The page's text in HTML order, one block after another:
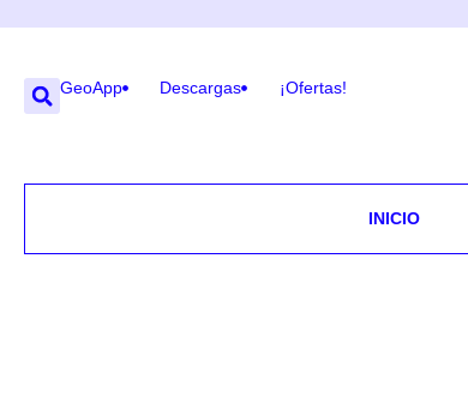
GeoApp Descargas ¡Ofertas!
INICIO